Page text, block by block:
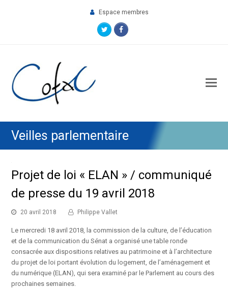
Espace membres
TwitterFacebook
Veilles parlementaire
Projet de loi « ELAN » / communiqué
de presse du 19 avril 2018
20 avril 2018 Philippe Vallet
Le mercredi 18 avril 2018, la commission de la culture, de l’éducation
et de la communication du Sénat a organisé une table ronde
consacrée aux dispositions relatives au patrimoine et à l’architecture
du projet de loi portant évolution du logement, de l’aménagement et
du numérique (ELAN), qui sera examiné par le Parlement au cours des
prochaines semaines.